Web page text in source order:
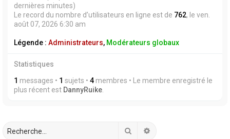
dernières minutes)
Le record du nombre d’utilisateurs en ligne est de 762, le ven.
août 07, 2026 6:30 am
Légende : Administrateurs, Modérateurs globaux
Statistiques
1 messages • 1 sujets • 4 membres • Le membre enregistré le
plus récent est DannyRuike
Rechercher